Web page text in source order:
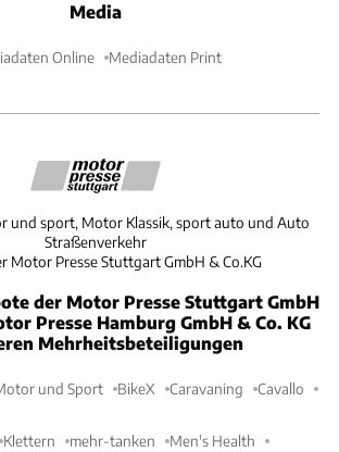
Media
Online Mediadaten Print
und sport, Motor Klassik, sport auto und Auto
Straßenverkehr
Motor Presse Stuttgart GmbH & Co.KG
der Motor Presse Stuttgart GmbH
Presse Hamburg GmbH & Co. KG
Mehrheitsbeteiligungen
und Sport BikeX Caravaning Cavallo
Klettern mehr-tanken Men's Health